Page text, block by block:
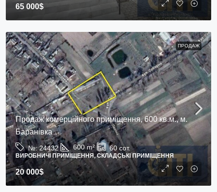
65 000$
ПРОДАЖ
Продаж комерційного приміщення, 600 кв.м., м.
Баранівка
№: 24432 600 m² 60 сот.
ВИРОБНИЧІ ПРИМІЩЕННЯ, СКЛАДСЬКІ ПРИМІЩЕННЯ
20 000$